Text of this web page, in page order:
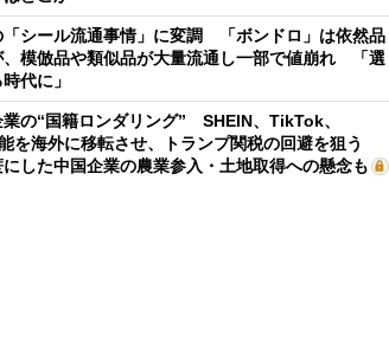
「シール流通事情」に変調 「ボンドロ」は依然品
、模倣品や類似品が大量流通し一部で値崩れ 「選
代に」
の“国籍ロンダリング” SHEIN、TikTok、
を海外に移転させ、トランプ関税の回避を狙う
した中国企業の農業参入・土地取得への懸念も